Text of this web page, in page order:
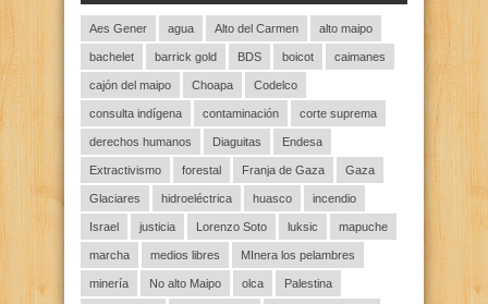
Aes Gener agua Alto del Carmen alto maipo
bachelet barrick gold BDS boicot caimanes
cajón del maipo Choapa Codelco
consulta indígena contaminación corte suprema
derechos humanos Diaguitas Endesa
Extractivismo forestal Franja de Gaza Gaza
Glaciares hidroeléctrica huasco incendio
Israel justicia Lorenzo Soto luksic mapuche
marcha medios libres MInera los pelambres
minería No alto Maipo olca Palestina